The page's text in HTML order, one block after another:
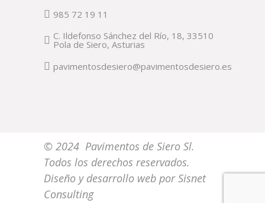
985 72 19 11
C. Ildefonso Sánchez del Río, 18, 33510
Pola de Siero, Asturias
pavimentosdesiero@pavimentosdesiero.es
© 2024 Pavimentos de Siero Sl.
Todos los derechos reservados.
Diseño y desarrollo web porSisnet
Consulting